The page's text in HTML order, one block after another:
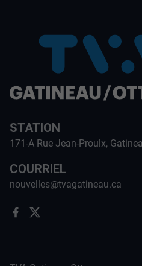
STATION
171-A Rue Jean-Proulx,
COURRIEL
nouvelles@tvagatineau.ca